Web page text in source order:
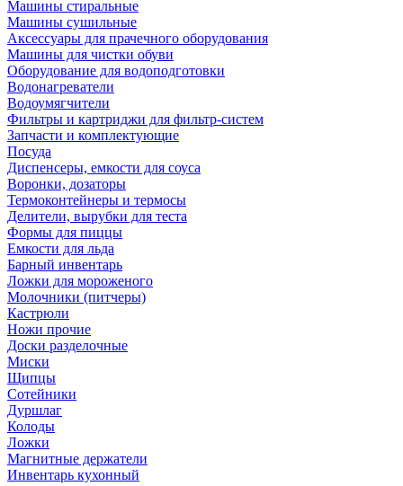
Машины стиральные
Машины сушильные
Аксессуары для прачечного оборудования
Машины для чистки обуви
Оборудование для водоподготовки
Водонагреватели
Водоумягчители
Фильтры и картриджи для фильтр-систем
Запчасти и комплектующие
Посуда
Диспенсеры, емкости для соуса
Воронки, дозаторы
Термоконтейнеры и термосы
Делители, вырубки для теста
Формы для пиццы
Емкости для льда
Барный инвентарь
Ложки для мороженого
Молочники (питчеры)
Кастрюли
Ножи прочие
Доски разделочные
Миски
Щипцы
Сотейники
Дуршлаг
Колоды
Ложки
Магнитные держатели
Инвентарь кухонный